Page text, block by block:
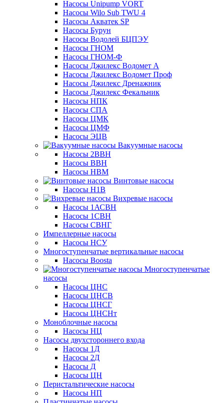
Насосы Unipump VORT
Насосы Wilo Sub TWU 4
Насосы Акватек SP
Насосы Бурун
Насосы Водолей БЦПЭУ
Насосы ГНОМ
Насосы ГНОМ-Ф
Насосы Джилекс Водомет А
Насосы Джилекс Водомет Проф
Насосы Джилекс Дренажник
Насосы Джилекс Фекальник
Насосы НПК
Насосы СПА
Насосы ЦМК
Насосы ЦМФ
Насосы ЭЦВ
Вакуумные насосы
Насосы 2ВВН
Насосы ВВН
Насосы НВМ
Винтовые насосы
Насосы Н1В
Вихревые насосы
Насосы 1АСВН
Насосы 1СВН
Насосы СВНГ
Импеллерные насосы
Насосы НСУ
Многоступенчатые вертикальные насосы
Насосы Boosta
Многоступенчатые
насосы
Насосы ЦНС
Насосы ЦНСВ
Насосы ЦНСГ
Насосы ЦНСНт
Моноблочные насосы
Насосы НЦ
Насосы двухстороннего входа
Насосы 1Д
Насосы 2Д
Насосы Д
Насосы ЦН
Перистальтические насосы
Насосы НП